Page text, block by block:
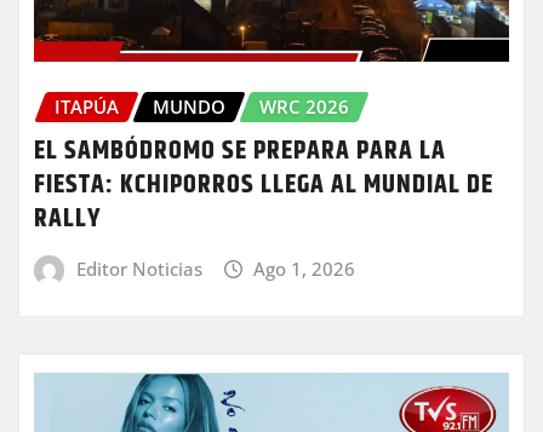
ITAPÚA MUNDO WRC 2026
EL SAMBÓDROMO SE PREPARA PARA LA
FIESTA: KCHIPORROS LLEGA AL MUNDIAL DE
RALLY
Editor Noticias Ago 1, 2026